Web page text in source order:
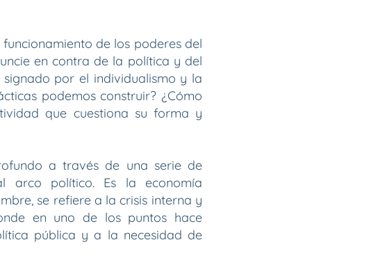
de los poderes del
en contra de la política y del
signado por el individualismo y la
podemos construir? ¿Cómo
que cuestiona su forma y
a través de una serie de
arco político. Es la economía
se refiere a la crisis interna y
en uno de los puntos hace
pública y a la necesidad de